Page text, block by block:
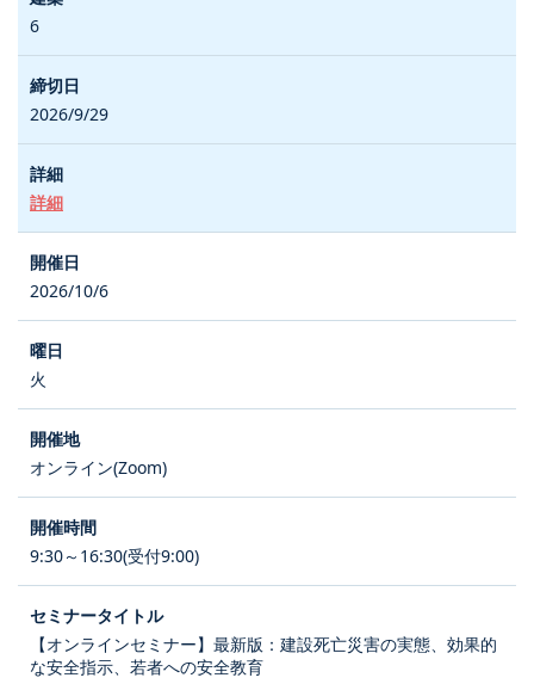
6
2026/9/29
詳細
2026/10/6
火
オンライン(Zoom)
9:30～16:30(受付9:00)
【オンラインセミナー】最新版：建設死亡災害の実態、効果的
な安全指示、若者への安全教育